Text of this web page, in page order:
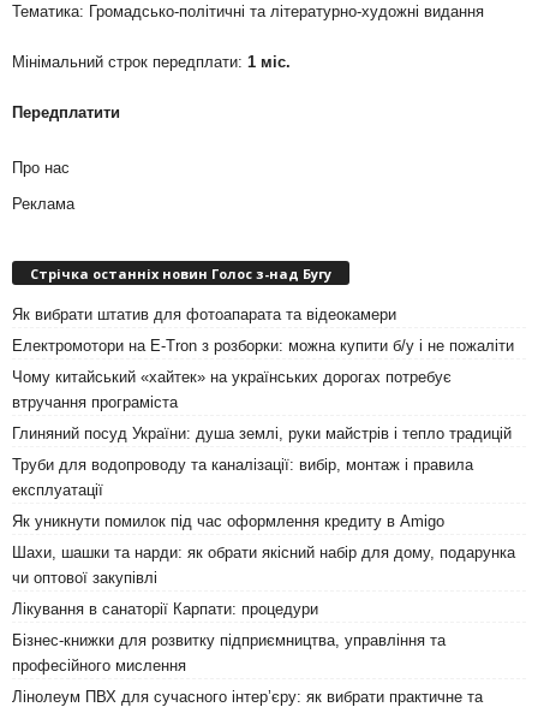
Тематика: Громадсько-політичні та літературно-художні видання
Мінімальний строк передплати: 1 міс.
Передплатити
Про нас
Реклама
Стрічка останніх новин Голос з-над Бугу
Як вибрати штатив для фотоапарата та відеокамери
Електромотори на E-Tron з розборки: можна купити б/у і не пожаліти
Чому китайський «хайтек» на українських дорогах потребує
втручання програміста
Глиняний посуд України: душа землі, руки майстрів і тепло традицій
Труби для водопроводу та каналізації: вибір, монтаж і правила
експлуатації
Як уникнути помилок під час оформлення кредиту в Amigo
Шахи, шашки та нарди: як обрати якісний набір для дому, подарунка
чи оптової закупівлі
Лікування в санаторії Карпати: процедури
Бізнес-книжки для розвитку підприємництва, управління та
професійного мислення
Лінолеум ПВХ для сучасного інтер’єру: як вибрати практичне та